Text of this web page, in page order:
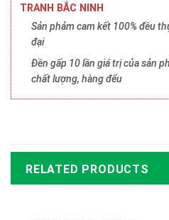
TRANH BẮC NINH
Sản phảm cam kết 100% đều
đại
Đền gấp 10 lần giá trị của sản
chất lượng, hàng đểu
RELATED PRODUCTS